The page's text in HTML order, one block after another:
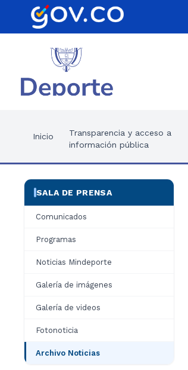
Inicio
Transparencia y acceso a
información pública
SALA DE PRENSA
Comunicados
Programas
Noticias Mindeporte
Galería de imágenes
Galería de videos
Fotonoticia
Archivo Noticias